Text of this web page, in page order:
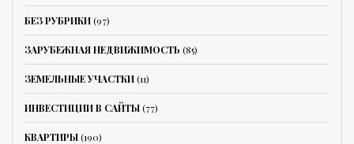
БЕЗ РУБРИКИ(97)
ЗАРУБЕЖНАЯ НЕДВИЖИМОСТЬ (85)
ЗЕМЕЛЬНЫЕ УЧАСТКИ(11)
ИНВЕСТИЦИИ В САЙТЫ(77)
КВАРТИРЫ(190)